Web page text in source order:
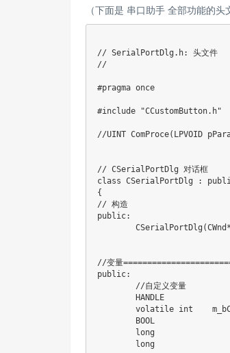
（下面是 串口助手 全部功能的头
// SerialPortDlg.h: 头文件
//
#pragma once
#include "CCustomButton.h"
//UINT ComProce(LPVOID
// CSerialPortDlg 对话框
class CSerialPortDlg :
{
// 构造
public:
CSerialPortDlg (CWnd *
//变量
public:
//自定义变量
volatile int
long
long